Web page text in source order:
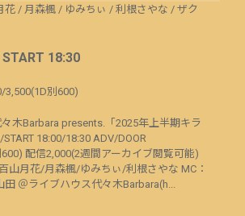
花 / 月森楓 / ゆみちぃ / 利根さやな / ザク
18:30
3,500(1D別600)
木Barbara presents.「2025年上半期キラ
18:00/18:30 ADV/DOOR
配信2,000(2週間アーカイブ閲覧可能)
山月花/月森楓/ゆみちぃ/利根さやな MC：
田 ＠ライブハウス代々木Barbara(h...